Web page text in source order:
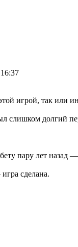
игрой, так
слишком долгий
пару лет назад
сделана.